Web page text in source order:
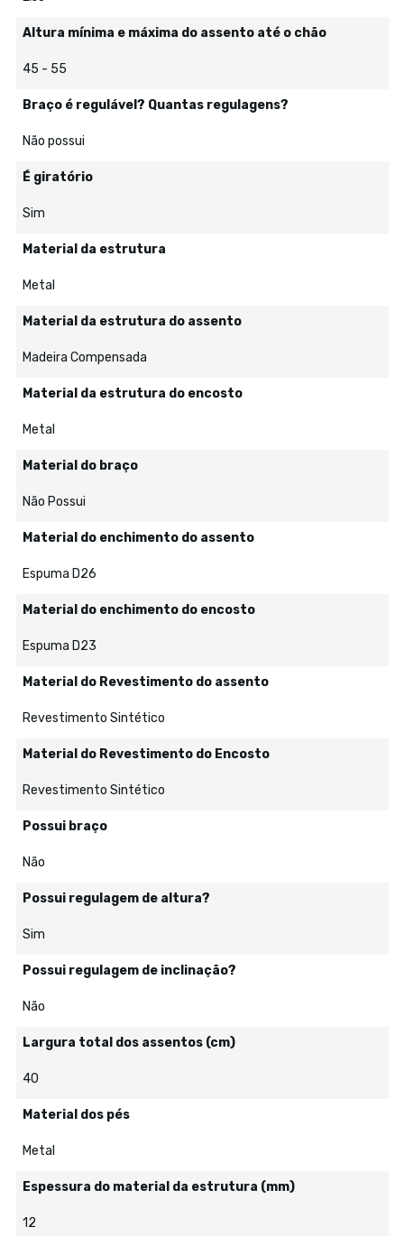
Altura mínima e máxima do assento até o chão
45 - 55
Braço é regulável? Quantas regulagens?
Não possui
É giratório
Sim
Material da estrutura
Metal
Material da estrutura do assento
Madeira Compensada
Material da estrutura do encosto
Metal
Material do braço
Não Possui
Material do enchimento do assento
Espuma D26
Material do enchimento do encosto
Espuma D23
Material do Revestimento do assento
Revestimento Sintético
Material do Revestimento do Encosto
Revestimento Sintético
Possui braço
Não
Possui regulagem de altura?
Sim
Possui regulagem de inclinação?
Não
Largura total dos assentos (cm)
40
Material dos pés
Metal
Espessura do material da estrutura (mm)
12